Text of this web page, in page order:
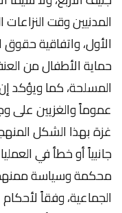
المدنيين وقت
الأول، واتفاقية
حماية الأطفال من
المسلحة، كما ويؤكد
عموماً والغزيين على
غزة بهذا الشكل
جانبياً أو خطأ في
محكمة وسياسة
الجماعية، وفقاً